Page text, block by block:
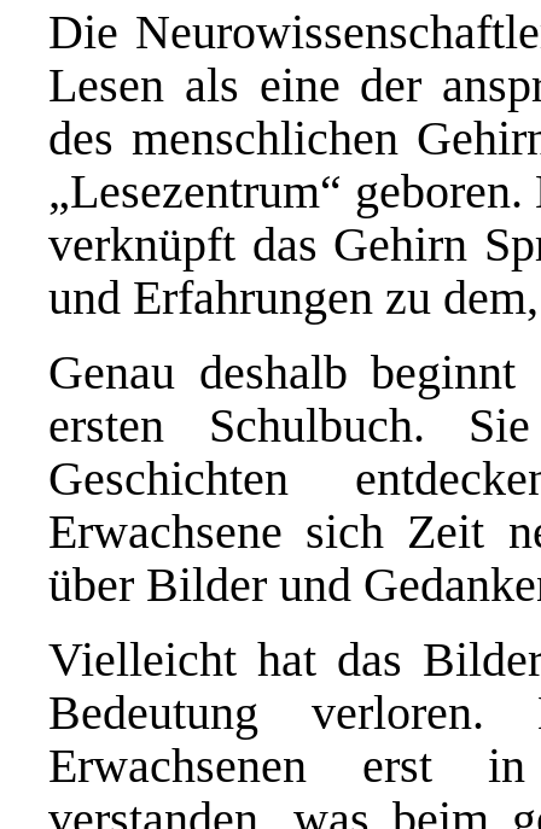
Die
Lesen als eine der
des menschlichen
„Lesezentrum“
verknüpft das Gehirn
und Erfahrungen zu
Genau deshalb
ersten Schulbuch.
Geschichten
Erwachsene sich Zeit
über Bilder und
Vielleicht hat das
Bedeutung
Erwachsenen erst